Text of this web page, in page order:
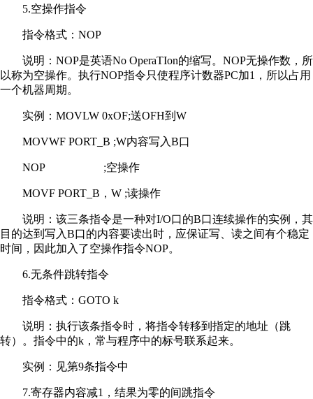
5.空操作指令
指令格式：NOP
说明：NOP是英语No OperaTIon的缩写。NOP无操作数，所
以称为空操作。执行NOP指令只使程序计数器PC加1，所以占用
一个机器周期。
实例：MOVLW 0xOF;送OFH到W
MOVWF PORT_B ;W内容写入B口
NOP ;空操作
MOVF PORT_B，W ;读操作
说明：该三条指令是一种对I/O口的B口连续操作的实例，其
目的达到写入B口的内容要读出时，应保证写、读之间有个稳定
时间，因此加入了空操作指令NOP。
6.无条件跳转指令
指令格式：GOTO k
说明：执行该条指令时，将指令转移到指定的地址（跳
转）。指令中的k，常与程序中的标号联系起来。
实例：见第9条指令中
7.寄存器内容减1，结果为零的间跳指令